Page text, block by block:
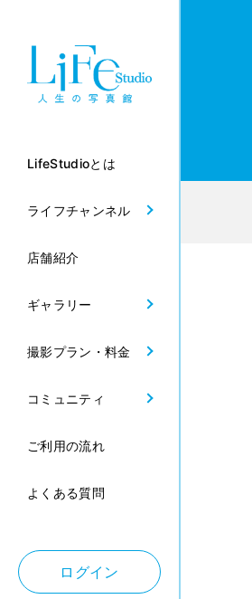
LifeStudioとは
ライフチャンネル
店舗紹介
ギャラリー
撮影プラン・料金
コミュニティ
ご利用の流れ
よくある質問
ログイン